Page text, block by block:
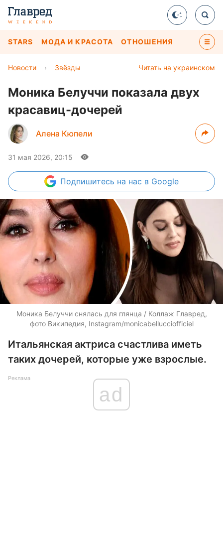
STARS МОДА И КРАСОТА ОТНОШЕНИЯ
Читать на украинском
Новости › Звёзды
Моника Белуччи показала двух
красавиц-дочерей
Алена Кюпели
31 мая 2026, 20:15
Подпишитесь на нас в Google
Моника Белуччи снялась для глянца / Коллаж Главред,
фото Википедия, Instagram/monicabellucciofficiel
Итальянская актриса счастлива иметь
таких дочерей, которые уже взрослые.
Реклама
ad